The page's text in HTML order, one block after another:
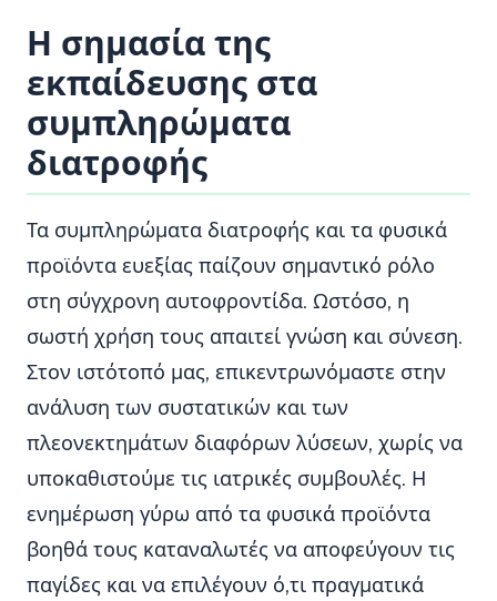
Η σημασία της
εκπαίδευσης στα
συμπληρώματα
διατροφής
Τα συμπληρώματα διατροφής και τα φυσικά
προϊόντα ευεξίας παίζουν σημαντικό ρόλο
στη σύγχρονη αυτοφροντίδα. Ωστόσο, η
σωστή χρήση τους απαιτεί γνώση και σύνεση.
Στον ιστότοπό μας, επικεντρωνόμαστε στην
ανάλυση των συστατικών και των
πλεονεκτημάτων διαφόρων λύσεων, χωρίς να
υποκαθιστούμε τις ιατρικές συμβουλές. Η
ενημέρωση γύρω από τα φυσικά προϊόντα
βοηθά τους καταναλωτές να αποφεύγουν τις
παγίδες και να επιλέγουν ό,τι πραγματικά